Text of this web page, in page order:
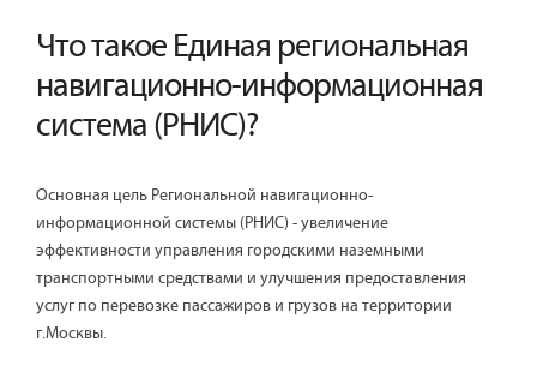
Что такое Единая региональная
навигационно-информационная
система (РНИС)?
Основная цель Региональной навигационно-
информационной системы (РНИС) - увеличение
эффективности управления городскими наземными
транспортными средствами и улучшения предоставления
услуг по перевозке пассажиров и грузов на территории
г.Москвы.